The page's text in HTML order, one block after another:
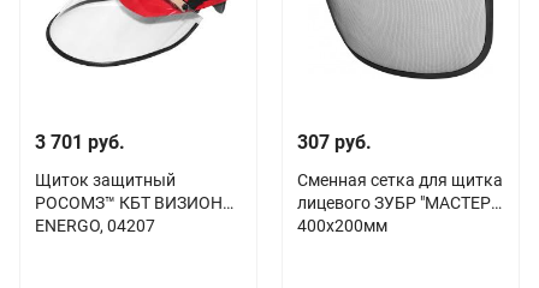
3 701 руб.
Щиток защитный
РОСОМЗ™ КБТ ВИЗИОН®
ENERGO, 04207
307 руб.
Сменная сетка для щитка
лицевого ЗУБР "МАСТЕР",
400х200мм